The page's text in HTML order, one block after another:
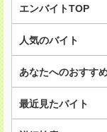
エンバイトTOP
人気のバイト
あなたへのおすす
最近見たバイト